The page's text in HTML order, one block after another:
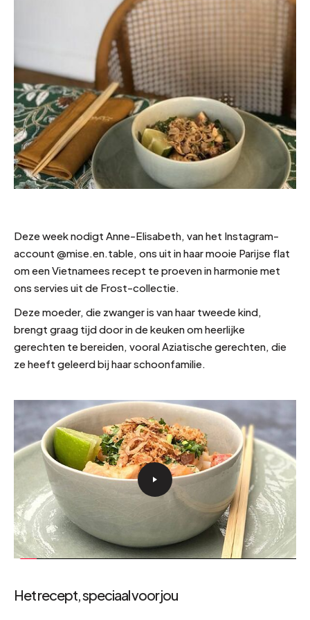
Deze week nodigt Anne-Elisabeth, van het Instagram-
account @mise.en.table, ons uit in haar mooie Parijse flat
om een Vietnamees recept te proeven in harmonie met
ons servies uit de Frost-collectie.
Deze moeder, die zwanger is van haar tweede kind,
brengt graag tijd door in de keuken om heerlijke
gerechten te bereiden, vooral Aziatische gerechten, die
ze heeft geleerd bij haar schoonfamilie.
Het recept, speciaal voor jou